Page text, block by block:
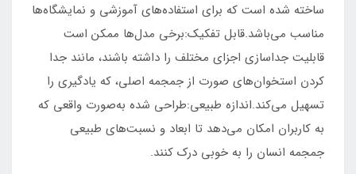
ساخته شده است که برای استفاده‌های آموزشی و نمایشگاه‌ها
مناسب می‌باشد.قابل تفکیک:برخی مدل‌ها ممکن است
قابلیت جداسازی اجزای مختلف را داشته باشند، مانند جدا
کردن استخوان‌های صورت از جمجمه اصلی، که یادگیری را
تسهیل می‌کند.اندازه طبیعی:طراحی شده به‌صورت واقعی که
به کاربران امکان می‌دهد تا ابعاد و نسبت‌های طبیعی
جمجمه انسان را به خوبی درک کنند.